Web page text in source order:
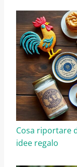
Cosa riportare
idee regalo